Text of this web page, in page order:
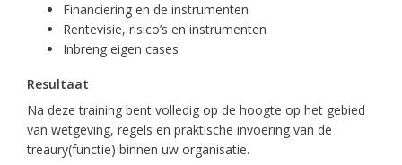
Financiering en de instrumenten
Rentevisie, risico’s en instrumenten
Inbreng eigen cases
Resultaat
Na deze training bent volledig op de hoogte op het gebied
van wetgeving, regels en praktische invoering van de
treaury(functie) binnen uw organisatie.